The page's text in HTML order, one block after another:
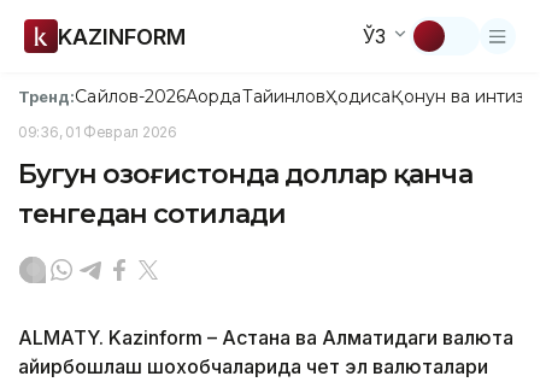
KAZINFORM ЎЗ
Тренд:Сайлов-2026АқордаТайинловҲодисаҚонун ва
09:36, 01 Феврал 2026
Бугун Қозоғистонда доллар қанча
тенгедан сотилади
АLMATY. Kazinform – Астана ва Алматидаги валюта
айирбошлаш шохобчаларида чет эл валюталари